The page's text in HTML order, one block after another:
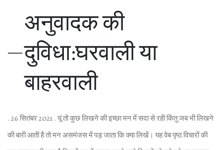
अनुवादक की
दुव‍िधा:घरवाली या
बाहरवाली
. 26 स‍ितंबर 2021 . यूं तो कुछ ल‍िखने की इच्‍छा मन में सदा से रही क‍िंतु जब भी ल‍िखने
की बारी आती है तो मन असमंजस में पड़ जाता क‍ि क्‍या ल‍िखें। यह वेब पृष्‍ठ व‍िचारों की